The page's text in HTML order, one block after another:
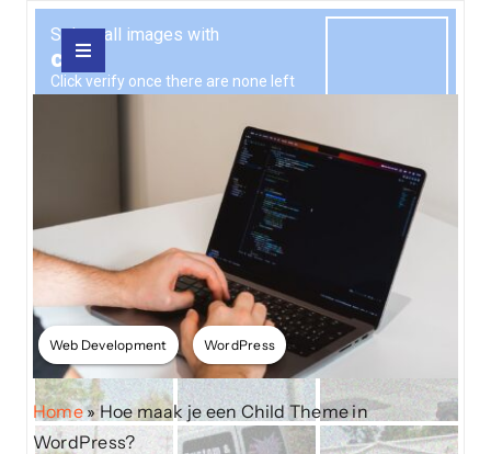
inhoud
Toggle
Navigatie
Digital Analytics
Over mij
Blog
Web Development WordPress
Home»Hoe maak je een Child Theme in
WordPress?